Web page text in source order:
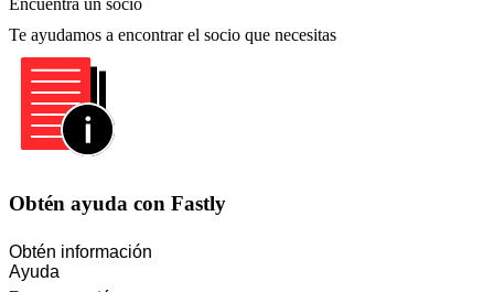
Te ayudamos a encontrar el socio que necesitas
Obtén ayuda con Fastly
Obtén información
Ayuda